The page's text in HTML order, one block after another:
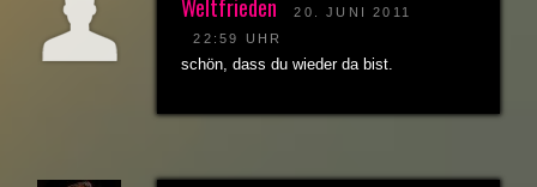
Weltfrieden
20. JUNI 2011
22:59 UHR
schön, dass du wieder da bist.